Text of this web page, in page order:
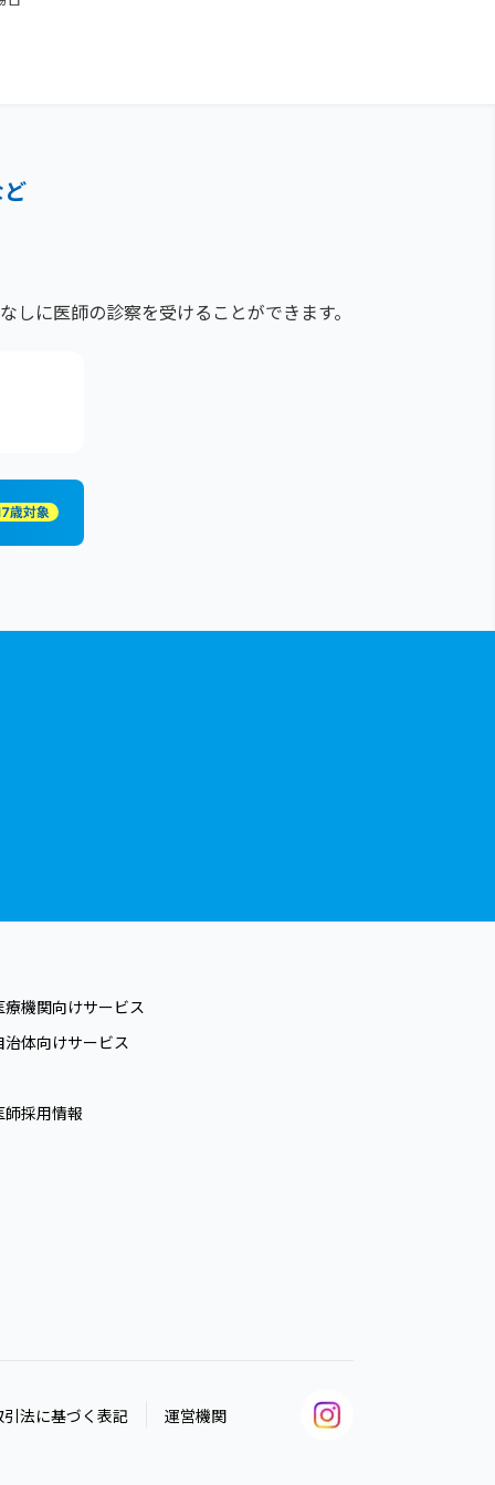
に医師の診察を受けることができます。
療機関向けサービス
治体向けサービス
師採用情報
法に基づく表記 運営機関